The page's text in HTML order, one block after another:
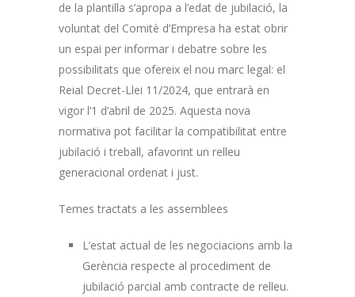
de la plantilla s’apropa a l’edat de jubilació, la
voluntat del Comitè d’Empresa ha estat obrir
un espai per informar i debatre sobre les
possibilitats que ofereix el nou marc legal: el
Reial Decret-Llei 11/2024, que entrarà en
vigor l’1 d’abril de 2025. Aquesta nova
normativa pot facilitar la compatibilitat entre
jubilació i treball, afavorint un relleu
generacional ordenat i just.
Temes tractats a les assemblees
L’estat actual de les negociacions amb la
Gerència respecte al procediment de
jubilació parcial amb contracte de relleu.